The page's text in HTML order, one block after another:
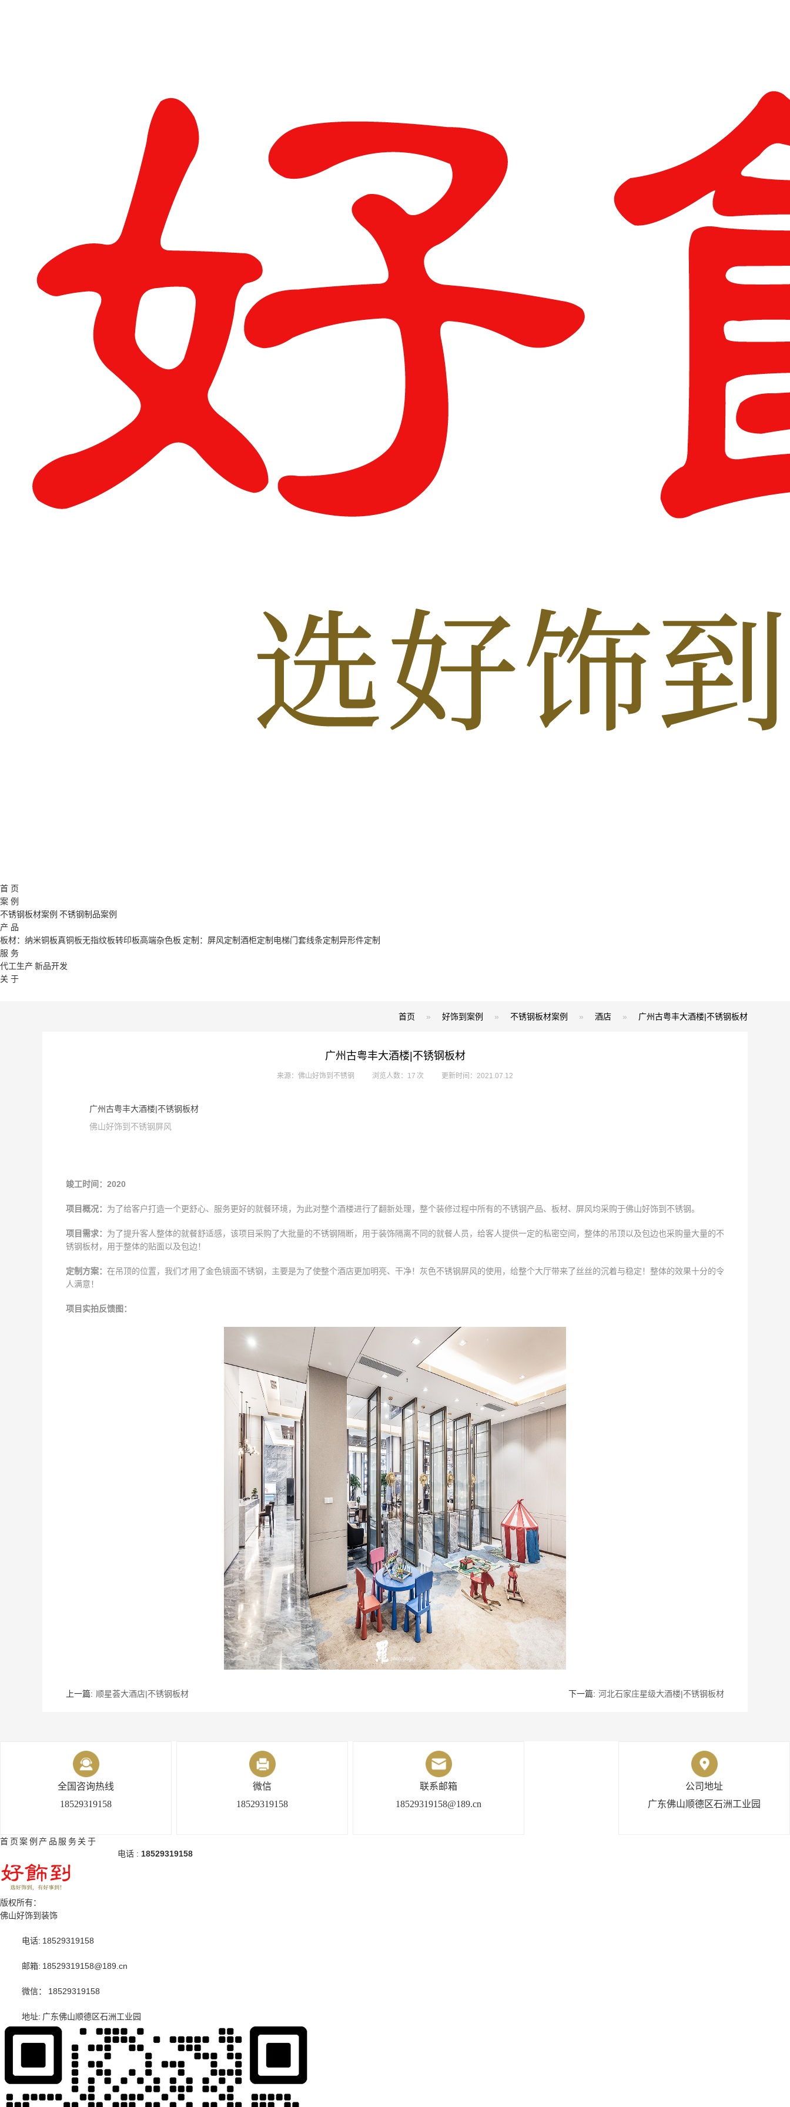
首 页
案 例
不锈钢板材案例 不锈钢制品案例
产 品
板材： 纳米铜板真铜板无指纹板转印板高端杂色板 定制： 屏风定制酒柜定制 电梯门套线条定制异形件定制
服 务
代工生产 新品开发
关 于
首页 » 好饰到案例 » 不锈钢板材案例 » 酒店 » 广州古粤丰大酒楼|不锈钢板材
广州古粤丰大酒楼|不锈钢板材
来源：佛山好饰到不锈钢 浏览人数：17 次 更新时间：2021.07.12
广州古粤丰大酒楼|不锈钢板材
佛山好饰到不锈钢屏风
竣工时间：2020
项目概况： 为了给客户打造一个更舒心、服务更好的就餐环境，为此对整个酒楼进行了翻新处理，整个装修过程中所有的不锈钢产品、板材、屏风均采购于佛山好饰到不锈钢。
项目需求： 为了提升客人整体的就餐舒适感，该项目采购了大批量的不锈钢隔断，用于装饰隔离不同的就餐人员，给客人提供一定的私密空间，整体的吊顶以及包边也采购量大量的不
锈钢板材，用于整体的贴面以及包边！
定制方案： 在吊顶的位置，我们才用了金色镜面不锈钢，主要是为了使整个酒店更加明亮、干净！灰色不锈钢屏风的使用，给整个大厅带来了丝丝的沉着与稳定！整体的效果十分的令
人满意！
项目实拍反馈图：
上一篇: 顺星荟大酒店|不锈钢板材 下一篇: 河北石家庄星级大酒楼|不锈钢板材
全国咨询热线
18529319158
微信
18529319158
联系邮箱
18529319158@189.cn
公司地址
广东佛山顺德区石洲工业园
首 页案 例 产 品 服 务 关 于
电话 : 18529319158
版权所有：
佛山好饰到装饰
电话: 18529319158
邮箱: 18529319158@189.cn
微信： 18529319158
地址: 广东佛山顺德区石洲工业园